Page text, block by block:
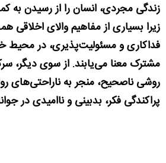
زندگی مجردی، انسان را از رسیدن به
زیرا بسیاری از مفاهیم والای اخلاقی
فداکاری و مسئولیت‌پذیری، در محیط
مشترک معنا می‌یابند. از سوی دیگر،
روشی ناصحیح، منجر به ناراحتی‌های
پراکندگی فکر، بدبینی و ناامیدی در